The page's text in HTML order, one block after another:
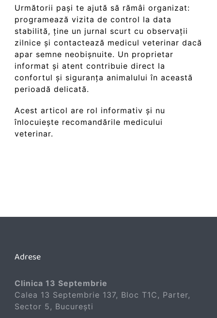
Următorii pași te ajută să rămâi organizat:
programează vizita de control la data
stabilită, ține un jurnal scurt cu observații
zilnice și contactează medicul veterinar dacă
apar semne neobișnuite. Un proprietar
informat și atent contribuie direct la
confortul și siguranța animalului în această
perioadă delicată.
Acest articol are rol informativ și nu
înlocuiește recomandările medicului
veterinar.
Adrese
Clinica 13 Septembrie
Calea 13 Septembrie 137, Bloc T1C, Parter,
Sector 5, București